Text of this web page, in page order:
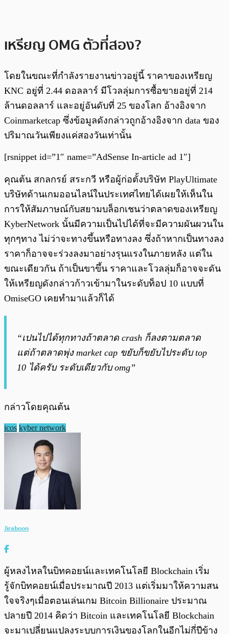
เหรียญ OMG ตัวที่สอง?
โดยในขณะที่กำลังรายงานข่าวอยู่นี้ ราคาของเหรียญ
KNC อยู่ที่ 2.44 ดอลลาร์ มีโวลลุ่มการซื้อขายอยู่ที่ 214
ล้านดอลลาร์ และอยู่อันดับที่ 25 ของโลก อ้างอิงจาก
Coinmarketcap ซึ่งข้อมูลดังกล่าวถูกอ้างอิงจาก data ของ
ปริมาณวันเพียงแค่สองวันเท่านั้น
[rsnippet id=”1″ name=”AdSense In-article ad 1″]
คุณต้น สกลกรย์ สระกวี หรือผู้ก่อตั้งบริษัท PlayUltimate
บริษัทด้านเกมออนไลน์ในประเทศไทยได้เผยให้เห็นใน
การให้สัมภาษณ์กับสยามบล็อกเชนว่าตลาดของเหรียญ
KyberNetwork นั้นมีความเป็นไปได้ที่จะมีความผันผวนใน
ทุกๆทาง ไม่ว่าจะทางขึ้นหรือทางลง ซึ่งถ้าหากเป็นทางลง
ราคาก็อาจจะร่วงลงมาอย่างรุนแรงในภายหลัง แต่ใน
ขณะเดียวกัน ถ้าเป็นขาขึ้น ราคาและโวลลุ่มก็อาจจะดัน
ให้เหรียญดังกล่าวก้าวเข้ามาในระดับท็อป 10 แบบที่
OmiseGO เคยทำมาแล้วก็ได้
“เปนไปได้ทุกทางถ้าตลาด crash ก็ลงตามตลาด
แต่ถ้าตลาดพุ่ง market cap ขยับก็ขยับไประดับ top
10 ได้ครับ ระดับเดียวกับ omg”
กล่าวโดยคุณต้น
icos kyber network
Jiraboon
ผู้หลงไหลในบิทคอยน์และเทคโนโลยี Blockchain เริ่ม
รู้จักบิทคอยน์เมื่อประมาณปี 2013 แต่เริ่มมาให้ความสน
ใจจริงๆเมื่อตอนเล่นเกม Bitcoin Billionaire ประมาณ
ปลายปี 2014 คิดว่า Bitcoin และเทคโนโลยี Blockchain
จะมาเปลี่ยนแปลงระบบการเงินของโลกในอีกไม่กี่ปีข้าง